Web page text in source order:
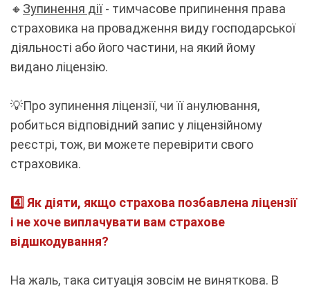
🔸 Зупинення дії- тимчасове припинення права
страховика на провадження виду господарської
діяльності або його частини, на який йому
видано ліцензію.
💡Про зупинення ліцензії, чи її анулювання,
робиться відповідний запис у ліцензійному
реєстрі, тож, ви можете перевірити свого
страховика.
4️⃣ Як діяти, якщо страхова позбавлена ліцензії
і не хоче виплачувати вам страхове
відшкодування?
На жаль, така ситуація зовсім не виняткова. В